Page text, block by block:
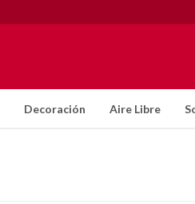
Decoración Aire Libre